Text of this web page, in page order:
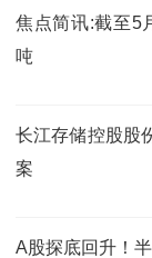
焦点简讯:截至5
吨
长江存储控股股
案
A股探底回升！